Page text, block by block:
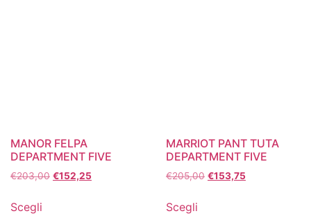
MANOR FELPA
DEPARTMENT FIVE
€203,00 €152,25
Scegli
MARRIOT PANT TUTA
DEPARTMENT FIVE
€205,00 €153,75
Scegli